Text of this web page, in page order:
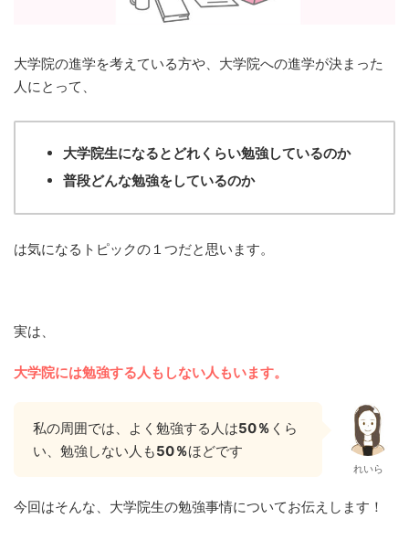
大学院の進学を考えている方や、大学院への進学が決まった
人にとって、
大学院生になるとどれくらい勉強しているのか
普段どんな勉強をしているのか
は気になるトピックの１つだと思います。
実は、
大学院には勉強する人もしない人もいます。
私の周囲では、よく勉強する人は50％ くら
い、勉強しない人も50％ほどです
れいら
今回はそんな、大学院生の勉強事情についてお伝えします！